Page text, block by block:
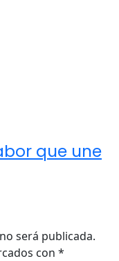
que une
será publicada.
con *